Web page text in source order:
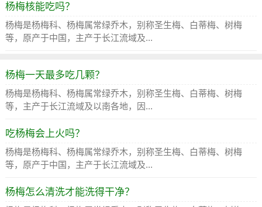
杨梅核能吃吗？
杨梅是杨梅科、杨梅属常绿乔木，别称圣生梅、白蒂梅、树梅
等，原产于中国，主产于长江流域及...
杨梅一天最多吃几颗？
杨梅是杨梅科、杨梅属常绿乔木，别称圣生梅、白蒂梅、树梅
等，主产于长江流域及以南各地，因...
吃杨梅会上火吗？
杨梅是杨梅科、杨梅属常绿乔木，别称圣生梅、白蒂梅、树梅
等，原产于中国，主产于长江流域及...
杨梅怎么清洗才能洗得干净？